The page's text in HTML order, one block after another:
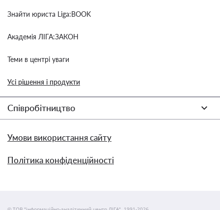
Знайти юриста Liga:BOOK
Академія ЛІГА:ЗАКОН
Теми в центрі уваги
Усі рішення і продукти
Співробітництво
Умови використання сайту
Політика конфіденційності